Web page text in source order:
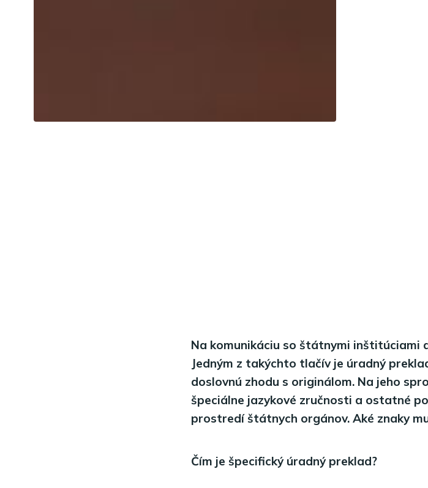
Na komunikáciu so štátnymi inštitúciami
Jedným z takýchto tlačív je úradný
doslovnú zhodu s originálom. Na jeho
špeciálne jazykové zručnosti a ostatné
prostredí štátnych orgánov. Aké znaky
Čím je špecifický úradný preklad?